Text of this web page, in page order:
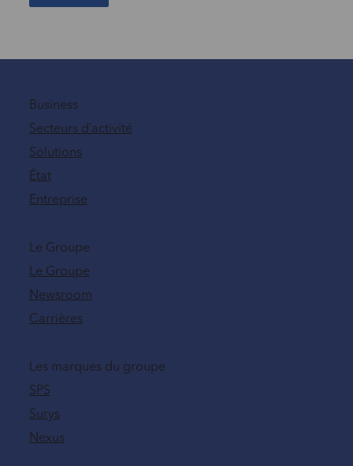
Business
Secteurs d’activité
Solutions
État
Entreprise
Le Groupe
Le Groupe
Newsroom
Carrières
Les marques du groupe
SPS
Surys
Nexus